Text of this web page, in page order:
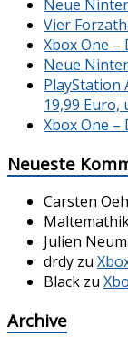
Neue
Vier
Xbox One –
Neue
PlayStation
19,99 Euro,
Xbox One –
Neueste
Carsten
Julien
drdy zu
Black zu
Archive